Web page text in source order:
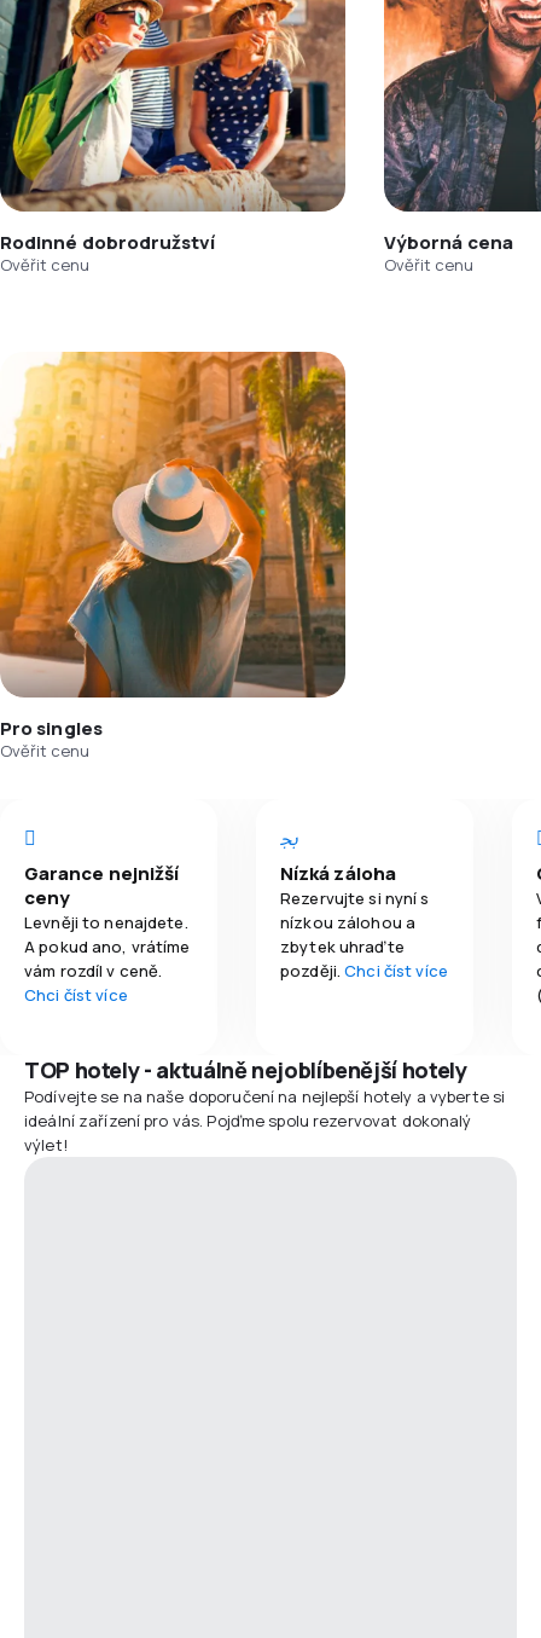
Rodinné dobrodružství
Ověřit cenu
Výborná cena
Ověřit cenu
Pro singles
Ověřit cenu
Garance nejnižší
ceny
Levněji to nenajdete.
A pokud ano, vrátíme
vám rozdíl v ceně.
Chci číst více
Nízká záloha
Rezervujte si nyní s
nízkou zálohou a
zbytek uhraďte
později.Chci číst více
TOP hotely - aktuálně nejoblíbenější hotely
Podívejte se na naše doporučení na nejlepší hotely a vyberte si
ideální zařízení pro vás. Pojďme spolu rezervovat dokonalý
výlet!